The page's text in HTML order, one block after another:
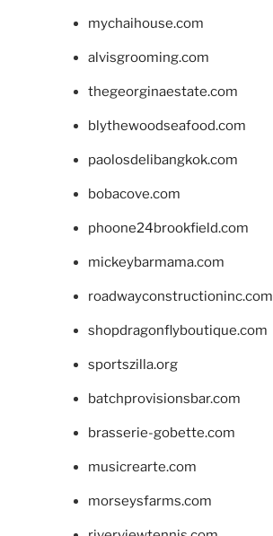
mychaihouse.com
alvisgrooming.com
thegeorginaestate.com
blythewoodseafood.com
paolosdelibangkok.com
bobacove.com
phoone24brookfield.com
mickeybarmama.com
roadwayconstructioninc.com
shopdragonflyboutique.com
sportszilla.org
batchprovisionsbar.com
brasserie-gobette.com
musicrearte.com
morseysfarms.com